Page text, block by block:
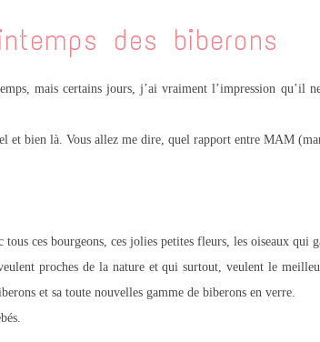
des biberons
mais certains jours, j’ai vraiment l’impression qu’il
et bien là. Vous allez me dire, quel rapport entre MAM
tous ces bourgeons, ces jolies petites fleurs, les oiseaux qui
proches de la nature et qui surtout, veulent le
et sa toute nouvelles gamme de biberons en verre.